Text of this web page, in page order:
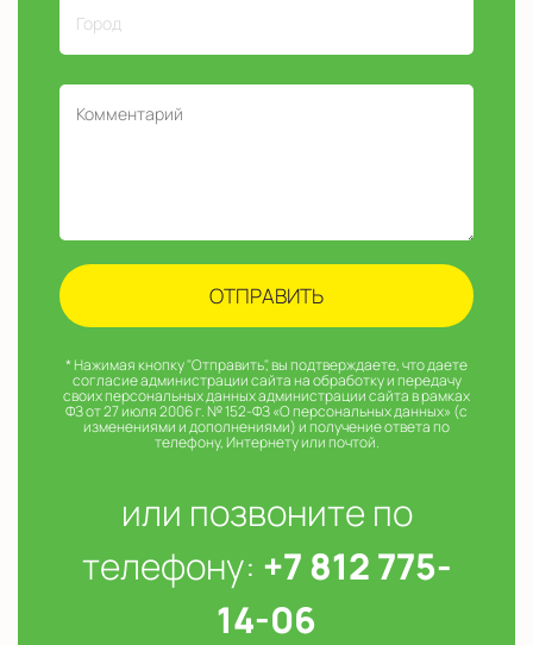
* Нажимая кнопку "Отправить", вы подтверждаете, что даете
согласие администрации сайта на обработку и передачу
своих персональных данных администрации сайта в рамках
ФЗ от 27 июля 2006 г. № 152-ФЗ «О персональных данных» (с
изменениями и дополнениями) и получение ответа по
телефону, Интернету или почтой.
или позвоните по
телефону: +7 812 775-
14-06